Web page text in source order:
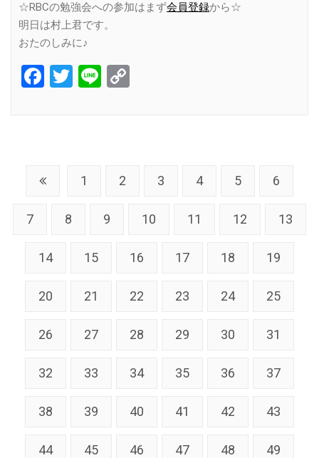
☆RBCの勉強会への参加はまず会員登録から☆
明日は村上君です。
おたのしみに♪
Facebook
Twitter
Line
1 2 3 4 5 6
7 8 9 10 11 12 13
14 15 16 17 18 19
20 21 22 23 24 25
26 27 28 29 30 31
32 33 34 35 36 37
38 39 40 41 42 43
44 45 46 47 48 49